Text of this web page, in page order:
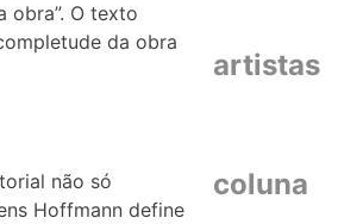
obra”. O texto
da obra
não só
Hoffmann define
artistas
coluna